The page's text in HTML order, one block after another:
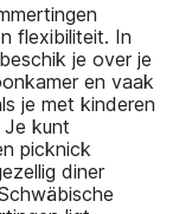
flexibiliteit. In
je over je
en vaak
je met kinderen
kunt
picknick
diner